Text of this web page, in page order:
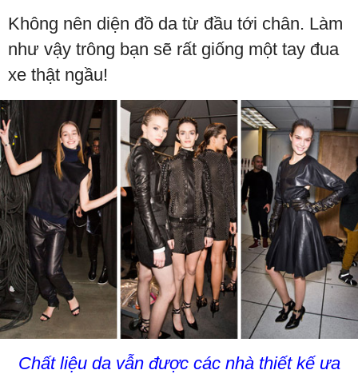
Không nên diện đồ da từ đầu tới chân. Làm
như vậy trông bạn sẽ rất giống một tay đua
xe thật ngầu!
Chất liệu da vẫn được các nhà thiết kế ưa